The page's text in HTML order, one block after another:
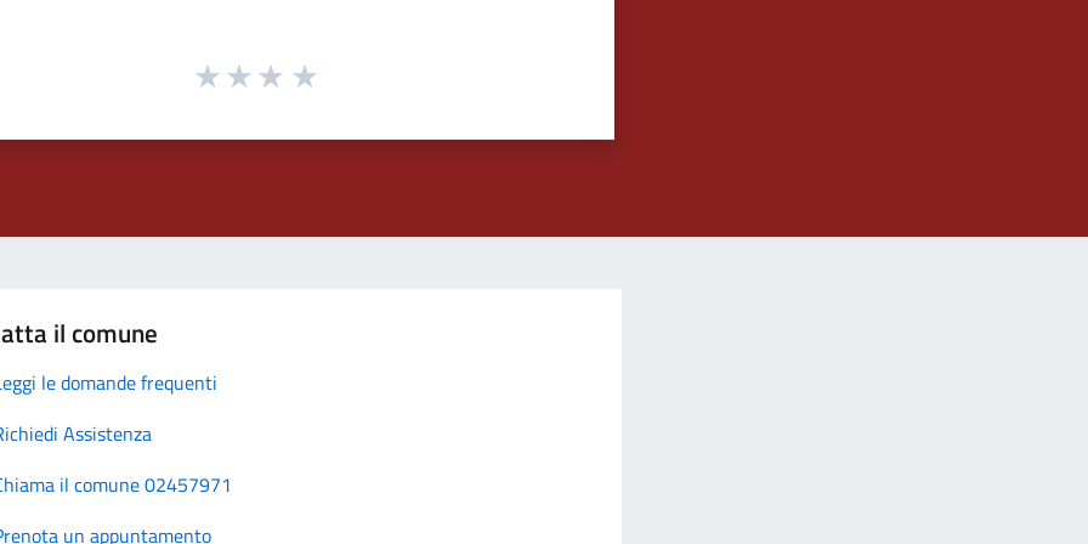
il comune
le domande frequenti
Assistenza
il comune 02457971
un appuntamento